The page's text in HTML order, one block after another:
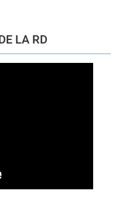
LA RD